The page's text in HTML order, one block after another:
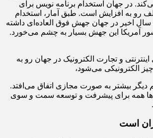
در جهان استخدام برنامه نویس برای
رو به افزایش است. طبق آمار، استخدام
سال اخیر در جهان جهش فوق العاده‌ای داشته
آمریکا این جهش بسیار به چشم می‌خورد.
و تجارت الکترونیک در جهان رو به
الکترونیکی می‌شود،
دیگر بیشتر به صورت مجازی اتفاق می‌افتد.
همه برای پیشرفت و توسعه سمت و سوی
است